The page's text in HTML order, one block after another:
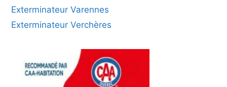
Exterminateur Varennes
Exterminateur Verchères